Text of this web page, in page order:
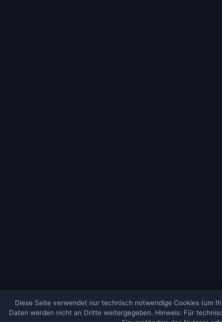
Diese Seite verwendet nur technisch notwendige Cookies (um
Daten werden nicht an Dritte weitergegeben. Hinweis: Für